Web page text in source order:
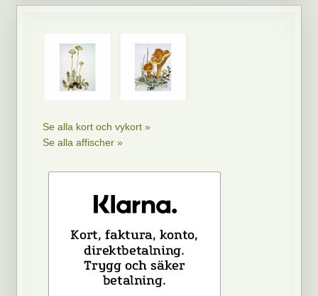
Se alla kort och vykort »
Se alla affischer »